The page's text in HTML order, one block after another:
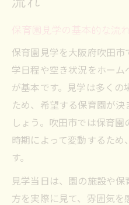
保育園見学の基本的な流
保育園見学を大阪府吹田
学日程や空き状況をホー
が基本です。見学は多く
ため、希望する保育園が
しょう。吹田市では保育
時期によって変動するた
す。
見学当日は、園の施設や
方を実際に見て、雰囲気